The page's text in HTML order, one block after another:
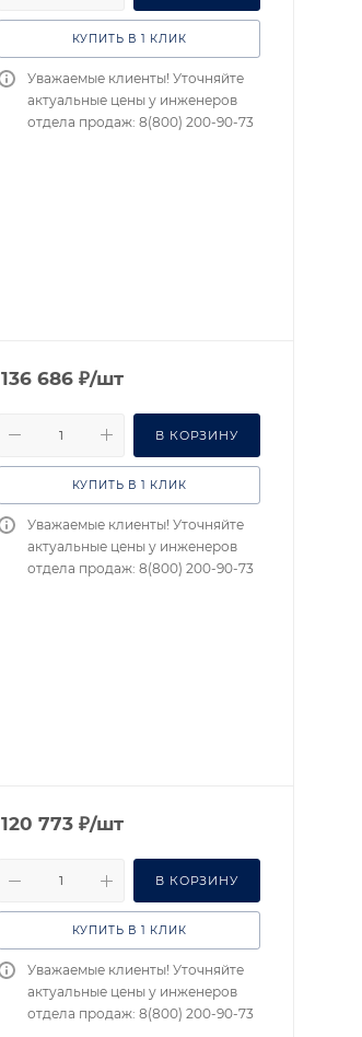
КУПИТЬ В 1 КЛИК
Уважаемые клиенты! Уточняйте
актуальные цены у инженеров
отдела продаж: 8(800) 200-90-73
136 686 ₽/шт
В КОРЗИНУ
КУПИТЬ В 1 КЛИК
Уважаемые клиенты! Уточняйте
актуальные цены у инженеров
отдела продаж: 8(800) 200-90-73
120 773 ₽/шт
В КОРЗИНУ
КУПИТЬ В 1 КЛИК
Уважаемые клиенты! Уточняйте
актуальные цены у инженеров
отдела продаж: 8(800) 200-90-73